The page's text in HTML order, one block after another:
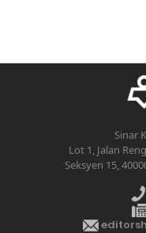
Sinar
Lot 1, Jalan
Seksyen 15,